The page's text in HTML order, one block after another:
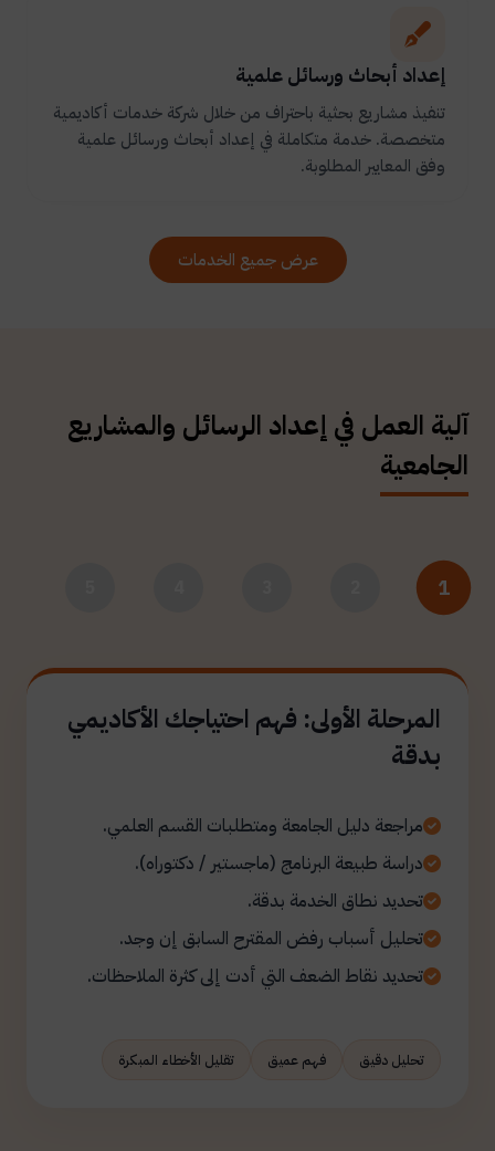
إعداد أبحاث ورسائل علمية
تنفيذ مشاريع بحثية باحتراف من خلال شركة خدمات أكاديمية
متخصصة. خدمة متكاملة في إعداد أبحاث ورسائل علمية
وفق المعايير المطلوبة.
عرض جميع الخدمات
آلية العمل في إعداد الرسائل والمشاريع
الجامعية
1
المرحلة الأولى: فهم احتياجك الأكاديمي
بدقة
مراجعة دليل الجامعة ومتطلبات القسم العلمي.
دراسة طبيعة البرنامج (ماجستير / دكتوراه).
تحديد نطاق الخدمة بدقة.
تحليل أسباب رفض المقترح السابق إن وجد.
تحديد نقاط الضعف التي أدت إلى كثرة الملاحظات.
تحليل دقيق فهم عميق تقليل الأخطاء المبكرة